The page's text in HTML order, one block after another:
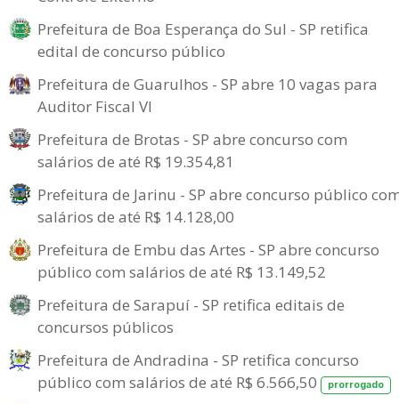
Prefeitura de Boa Esperança do Sul - SP retifica
edital de concurso público
Prefeitura de Guarulhos - SP abre 10 vagas para
Auditor Fiscal VI
Prefeitura de Brotas - SP abre concurso com
salários de até R$ 19.354,81
Prefeitura de Jarinu - SP abre concurso público
salários de até R$ 14.128,00
Prefeitura de Embu das Artes - SP abre concurso
público com salários de até R$ 13.149,52
Prefeitura de Sarapuí - SP retifica editais de
concursos públicos
Prefeitura de Andradina - SP retifica concurso
público com salários de até R$ 6.566,50
prorrogado